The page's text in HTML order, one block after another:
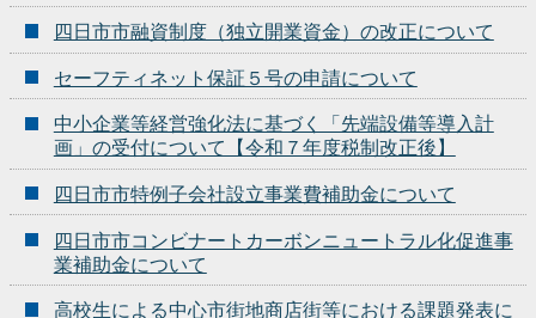
四日市市融資制度（独立開業資金）の改正について
セーフティネット保証５号の申請について
中小企業等経営強化法に基づく「先端設備等導入計
画」の受付について【令和７年度税制改正後】
四日市市特例子会社設立事業費補助金について
四日市市コンビナートカーボンニュートラル化促進事
業補助金について
高校生による中心市街地商店街等における課題発表に